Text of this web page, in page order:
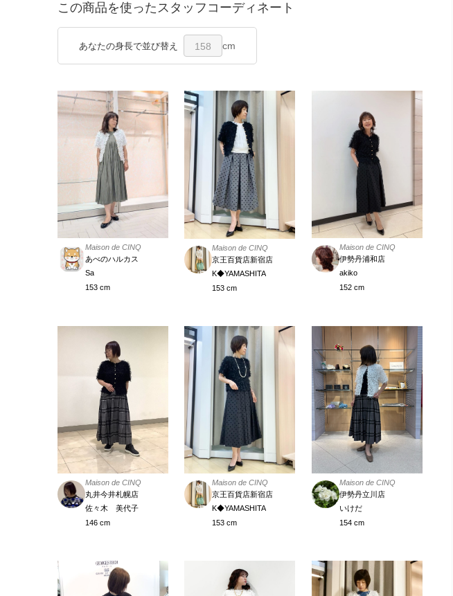
この商品を使ったスタッフコーディネート
あなたの身長で並び替え 158 cm
Maison de CINQ
あべのハルカス
Sa
153 cm
Maison de CINQ
京王百貨店新宿店
K◆YAMASHITA
153 cm
Maison de CINQ
伊勢丹浦和店
akiko
152 cm
Maison de CINQ
丸井今井札幌店
佐々木 美代子
146 cm
Maison de CINQ
京王百貨店新宿店
K◆YAMASHITA
153 cm
Maison de CINQ
伊勢丹立川店
いけだ
154 cm